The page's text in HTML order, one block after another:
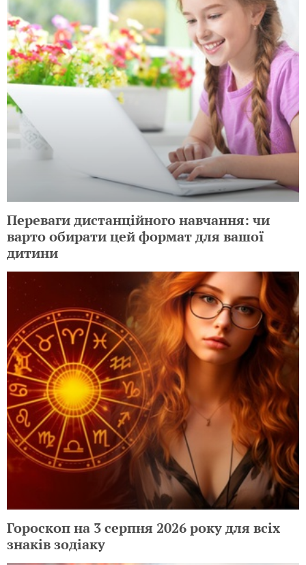
Переваги дистанційного навчання: чи
варто обирати цей формат для вашої
дитини
Гороскоп на 3 серпня 2026 року для всіх
знаків зодіаку